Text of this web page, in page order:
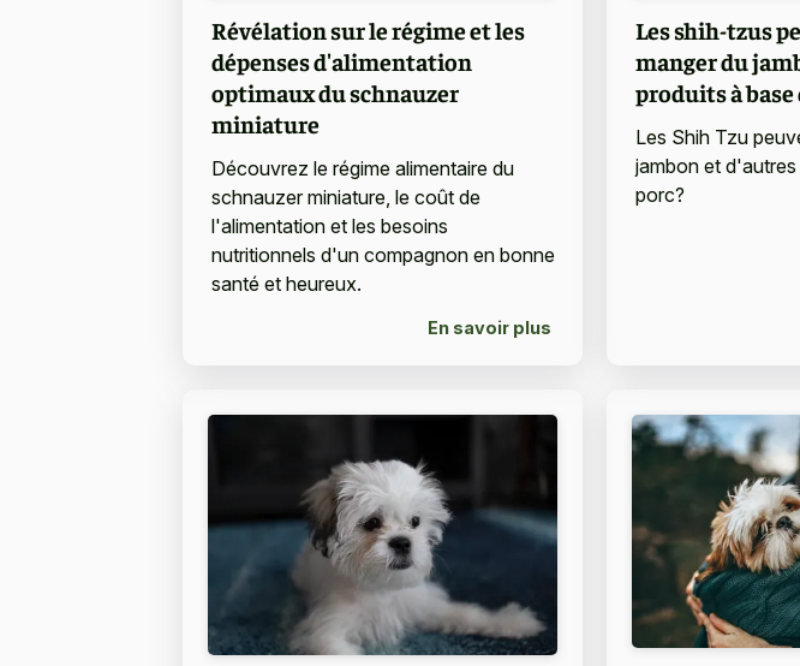
Révélation sur le régime et les
dépenses d'alimentation
optimaux du schnauzer
miniature
Découvrez le régime alimentaire du
schnauzer miniature, le coût de
l'alimentation et les besoins
nutritionnels d'un compagnon en bonne
santé et heureux.
En savoir plus
Les shih-tzus
manger du
produits à base
Les Shih Tzu
jambon et
porc?